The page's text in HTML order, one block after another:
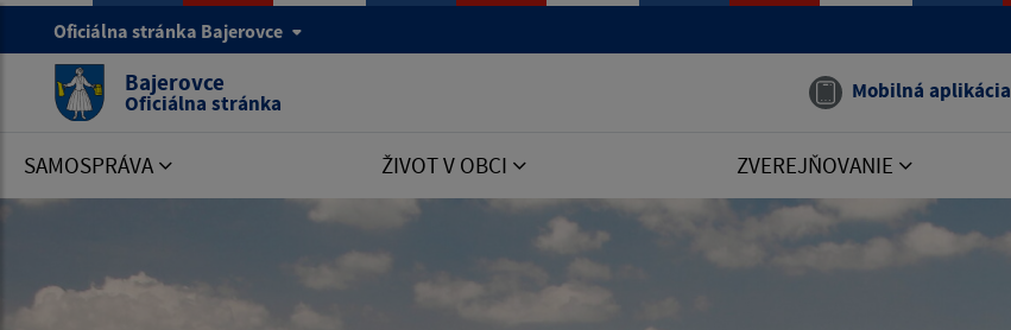
Oficiálna stránka Bajerovce
Bajerovce
Oficiálna stránka Mobilná aplikácia
SAMOSPRÁVA ŽIVOT V OBCI ZVEREJŇOVANIE